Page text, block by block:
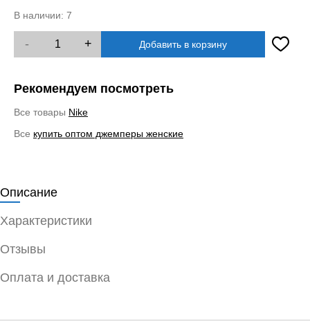
В наличии: 7
- + Добавить в корзину
Рекомендуем посмотреть
Все товары Nike
Все купить оптом джемперы женские
Описание
Характеристики
Отзывы
Оплата и доставка